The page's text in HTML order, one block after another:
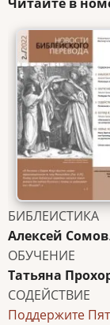
БИБЛЕИСТИКА
Алексей Сомов
ОБУЧЕНИЕ
Татьяна
СОДЕЙСТВИЕ
Поддержите